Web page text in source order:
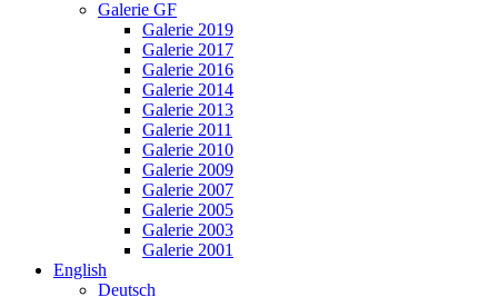
Galerie GF
Galerie 2019
Galerie 2017
Galerie 2016
Galerie 2014
Galerie 2013
Galerie 2011
Galerie 2010
Galerie 2009
Galerie 2007
Galerie 2005
Galerie 2003
Galerie 2001
English
Deutsch